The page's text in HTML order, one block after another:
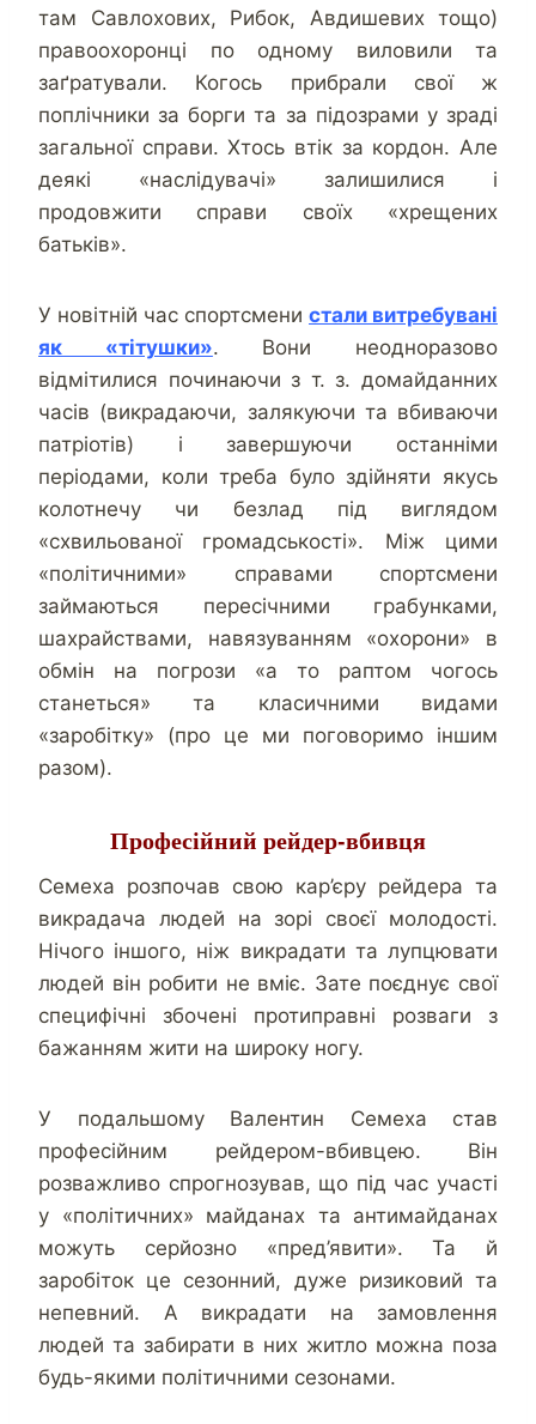
там Савлохових, Рибок, Авдишевих тощо)
правоохоронці по одному виловили та
заґратували. Когось прибрали свої ж
поплічники за борги та за підозрами у зраді
загальної справи. Хтось втік за кордон. Але
деякі «наслідувачі» залишилися і
продовжити справи своїх «хрещених
батьків».
У новітній час спортсмени стали витребувані
як «тітушки». Вони неодноразово
відмітилися починаючи з т. з. домайданних
часів (викрадаючи, залякуючи та вбиваючи
патріотів) і завершуючи останніми
періодами, коли треба було здійняти якусь
колотнечу чи безлад під виглядом
«схвильованої громадськості». Між цими
«політичними» справами спортсмени
займаються пересічними грабунками,
шахрайствами, навязуванням «охорони» в
обмін на погрози «а то раптом чогось
станеться» та класичними видами
«заробітку» (про це ми поговоримо іншим
разом).
Професійний рейдер-вбивця
Семеха розпочав свою кар’єру рейдера та
викрадача людей на зорі своєї молодості.
Нічого іншого, ніж викрадати та лупцювати
людей він робити не вміє. Зате поєднує свої
специфічні збочені протиправні розваги з
бажанням жити на широку ногу.
У подальшому Валентин Семеха став
професійним рейдером-вбивцею. Він
розважливо спрогнозував, що під час участі
у «політичних» майданах та антимайданах
можуть серйозно «пред’явити». Та й
заробіток це сезонний, дуже ризиковий та
непевний. А викрадати на замовлення
людей та забирати в них житло можна поза
будь-якими політичними сезонами.